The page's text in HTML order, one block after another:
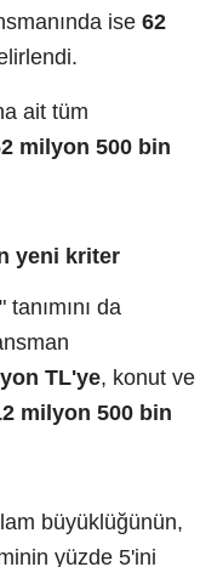
ise 62
ait tüm
milyon 500 bin
yeni kriter
da
TL'ye, konut ve
milyon 500 bin
büyüklüğünün,
yüzde 5'ini